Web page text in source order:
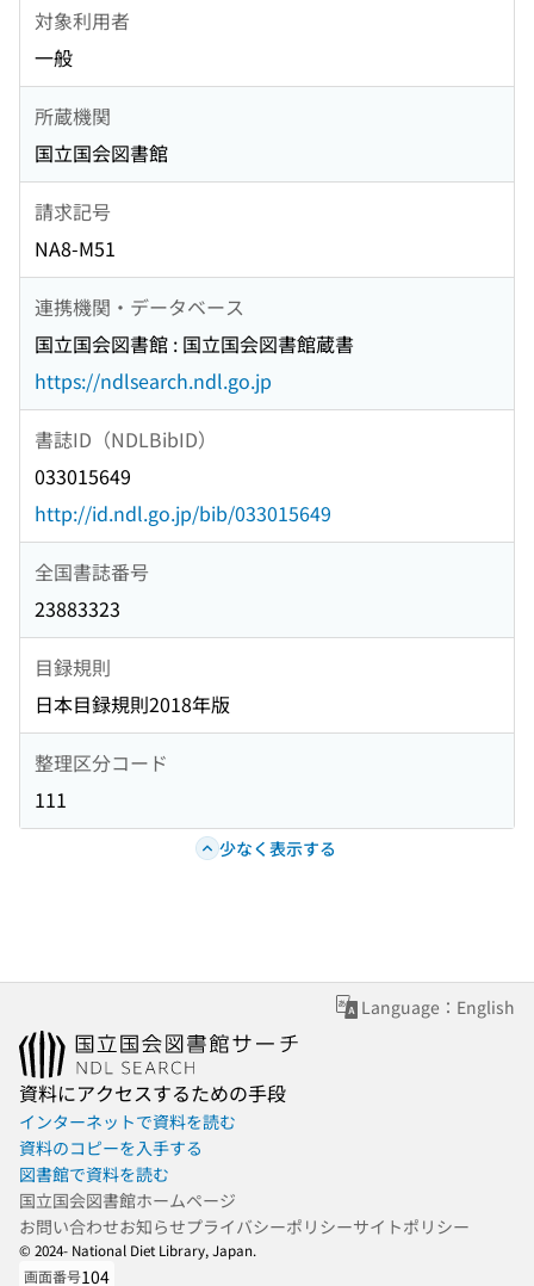
対象利用者
一般
所蔵機関
国立国会図書館
請求記号
NA8-M51
連携機関・データベース
国立国会図書館 : 国立国会図書館蔵書
https://ndlsearch.ndl.go.jp
書誌ID（NDLBibID）
033015649
http://id.ndl.go.jp/bib/033015649
全国書誌番号
23883323
目録規則
日本目録規則2018年版
整理区分コード
111
少なく表示する
Language：English
資料にアクセスするための手段
インターネットで資料を読む
資料のコピーを入手する
図書館で資料を読む
国立国会図書館ホームページ
お問い合わせお知らせプライバシーポリシーサイトポリシー
© 2024- National Diet Library, Japan.
画面番号104